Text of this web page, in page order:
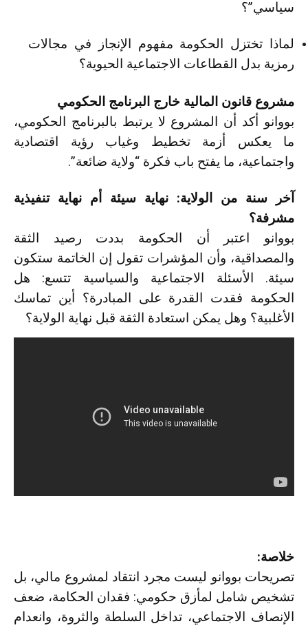
سياسي”؟
لماذا تختزل الحكومة مفهوم الإنجاز في مجالات
رمزية بدل القطاعات الاجتماعية الحيوية؟
مشروع قانون المالية خارج البرنامج الحكومي
بووانو أكد أن المشروع لا يرتبط بالبرنامج الحكومي،
ما يعكس أزمة تخطيط وغياب رؤية اقتصادية
واجتماعية، ما يفتح باب فكرة “ولاية ضائعة”.
آخر سنة من الولاية: نهاية سيئة أم نهاية تنفيذية
مشرفة؟
بووانو اعتبر أن الحكومة بددت رصيد الثقة
والمصداقية، وأن المؤشرات تقول إن الخاتمة ستكون
سيئة. الأسئلة الاجتماعية والسياسية تتسع: هل
الحكومة فقدت القدرة على المبادرة؟ أين تماسك
الأغلبية؟ وهل يمكن استعادة الثقة قبل نهاية الولاية؟
خلاصة:
تصريحات بووانو ليست مجرد انتقاد لمشروع مالي، بل
تشخيص شامل لمأزق حكومي: فقدان الحكامة، ضعف
الإنصاف الاجتماعي، تداخل السلطة والثروة، وانعدام